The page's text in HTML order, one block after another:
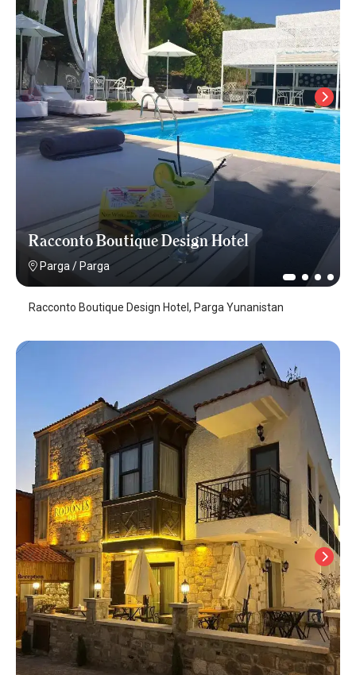
Racconto Boutique Design Hotel
Parga / Parga
Racconto Boutique Design Hotel, Parga Yunanistan